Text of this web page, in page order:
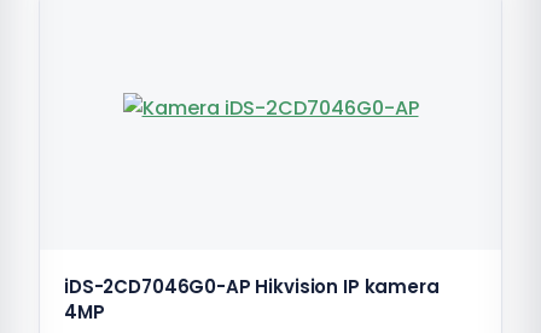
iDS-2CD7046G0-AP Hikvision IP kamera
4MP